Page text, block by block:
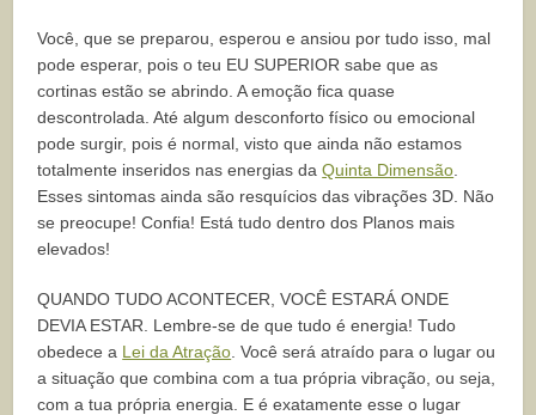
Você, que se preparou, esperou e ansiou por tudo isso, mal
pode esperar, pois o teu EU SUPERIOR sabe que as
cortinas estão se abrindo. A emoção fica quase
descontrolada. Até algum desconforto físico ou emocional
pode surgir, pois é normal, visto que ainda não estamos
totalmente inseridos nas energias daQuinta Dimensão.
Esses sintomas ainda são resquícios das vibrações 3D. Não
se preocupe! Confia! Está tudo dentro dos Planos mais
elevados!
QUANDO TUDO ACONTECER, VOCÊ ESTARÁ ONDE
DEVIA ESTAR. Lembre-se de que tudo é energia! Tudo
obedece a Lei da Atração. Você será atraído para o lugar ou
a situação que combina com a tua própria vibração, ou seja,
com a tua própria energia. E é exatamente esse o lugar